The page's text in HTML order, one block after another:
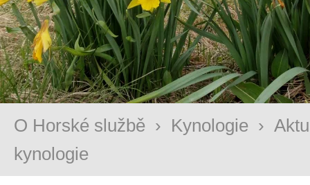
O Horské službě › Kynologie ›
kynologie